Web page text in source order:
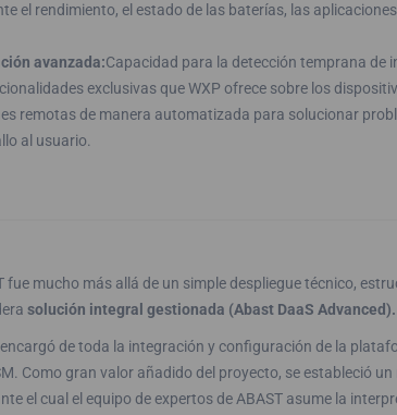
el rendimiento, el estado de las baterías, las
avanzada:Capacidad para la detección temprana de
exclusivas que WXP ofrece sobre los
remotas de manera automatizada para solucionar
al usuario.
fue mucho más allá de un simple despliegue técnico,
solución integral gestionada (Abast DaaS Advanced).
de toda la integración y configuración de la
Como gran valor añadido del proyecto, se estableció un
el cual el equipo de expertos de ABAST asume la